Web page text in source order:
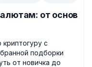
от основ
с
подборки
от новичка до